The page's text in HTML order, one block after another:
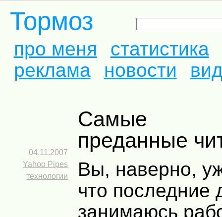
Тормоз
про меня
статистика
реклама
новости
Самые
преданные
04.11.2007
Yahoo Pipes
технологии
Вы, наверно,
что последние
занимаюсь